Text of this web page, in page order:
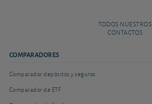
TODOS NUESTROS
CONTACTOS
COMPARADORES
Comparador depósitos y seguros
Comparador de ETF